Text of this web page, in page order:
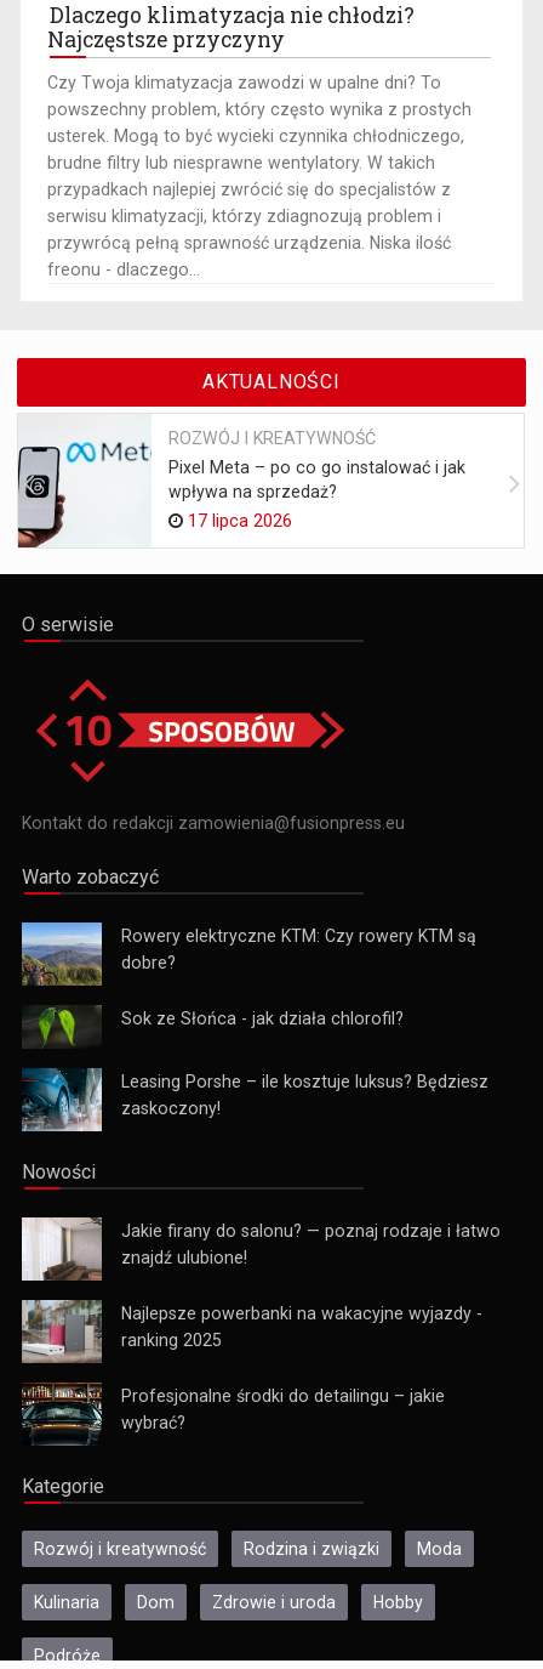
Dlaczego klimatyzacja nie chłodzi?
Najczęstsze przyczyny
​Czy Twoja klimatyzacja zawodzi w upalne dni? To
powszechny problem, który często wynika z prostych
usterek. Mogą to być wycieki czynnika chłodniczego,
brudne filtry lub niesprawne wentylatory. W takich
przypadkach najlepiej zwrócić się do specjalistów z
serwisu klimatyzacji, którzy zdiagnozują problem i
przywrócą pełną sprawność urządzenia. Niska ilość
freonu - dlaczego...
AKTUALNOŚCI
ROZWÓJ I KREATYWNOŚĆ
Pixel Meta – po co go instalować i jak
wpływa na sprzedaż?
17 lipca 2026
O serwisie
Kontakt do redakcji zamowienia@fusionpress.eu
Warto zobaczyć
Rowery elektryczne KTM: Czy rowery KTM są
dobre?
Sok ze Słońca - jak działa chlorofil?
Leasing Porshe – ile kosztuje luksus? Będziesz
zaskoczony!
Nowości
Jakie firany do salonu? — poznaj rodzaje i łatwo
znajdź ulubione!
Najlepsze powerbanki na wakacyjne wyjazdy -
ranking 2025
Profesjonalne środki do detailingu – jakie
wybrać?
Kategorie
Rozwój i kreatywność Rodzina i związki Moda
Kulinaria Dom Zdrowie i uroda Hobby
Podróże